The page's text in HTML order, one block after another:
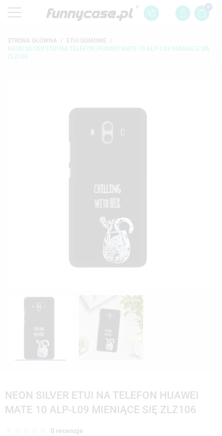
0
STRONA GŁÓWNA
ETUI GUMOWE
NEON SILVER ETUI NA TELEFON HUAWEI MATE 10 ALP-L09 MIENIĄCE SIĘ
ZLZ106
NEON SILVER ETUI NA TELEFON HUAWEI
MATE 10 ALP-L09 MIENIĄCE SIĘ ZLZ106
0 recenzje